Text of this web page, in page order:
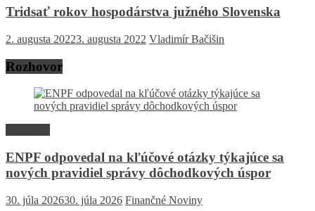
Tridsať rokov hospodárstva južného Slovenska
2. augusta 20223. augusta 2022 Vladimír Bačišin
Rozhovor
ENPF odpovedal na kľúčové otázky týkajúce sa
nových pravidiel správy dôchodkových úspor
30. júla 202630. júla 2026 Finančné Noviny